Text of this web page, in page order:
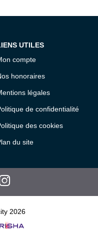
UTILES
compte
honoraires
légales
de confidentialité
des cookies
du site
2026